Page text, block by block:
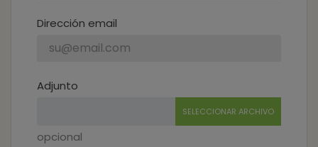
Dirección email
Adjunto
SELECCIONAR ARCHIVO
opcional